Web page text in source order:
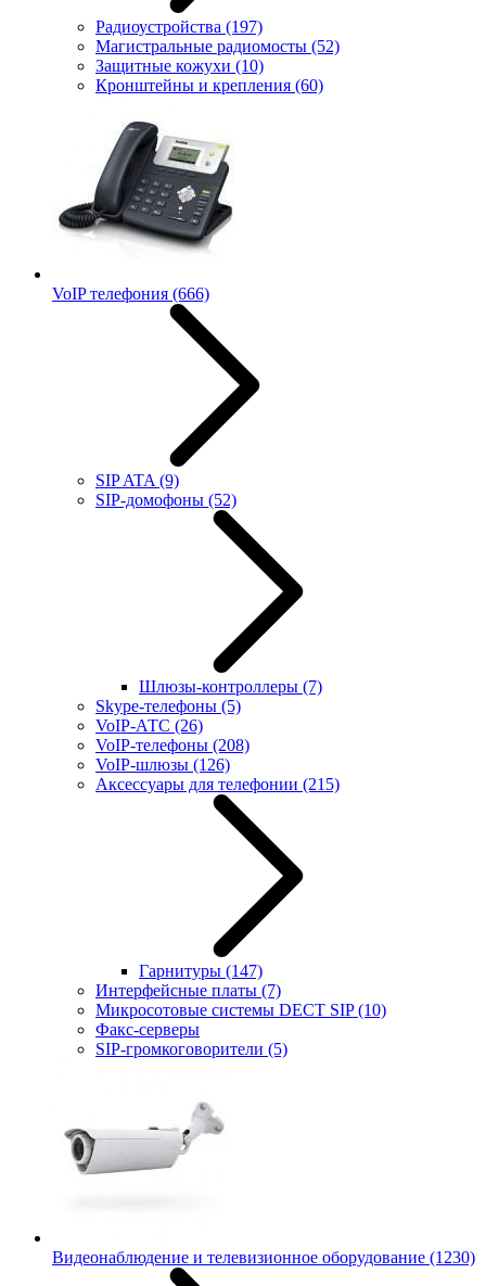
Радиоустройства (197)
Магистральные радиомосты (52)
Защитные кожухи (10)
Кронштейны и крепления (60)
VoIP телефония (666)
SIP ATA (9)
SIP-домофоны (52)
Шлюзы-контроллеры (7)
Skype-телефоны (5)
VoIP-АТС (26)
VoIP-телефоны (208)
VoIP-шлюзы (126)
Аксессуары для телефонии (215)
Гарнитуры (147)
Интерфейсные платы (7)
Микросотовые системы DECT SIP(10)
Факс-серверы
SIP-громкоговорители (5)
Видеонаблюдение и телевизионное оборудование (1230)